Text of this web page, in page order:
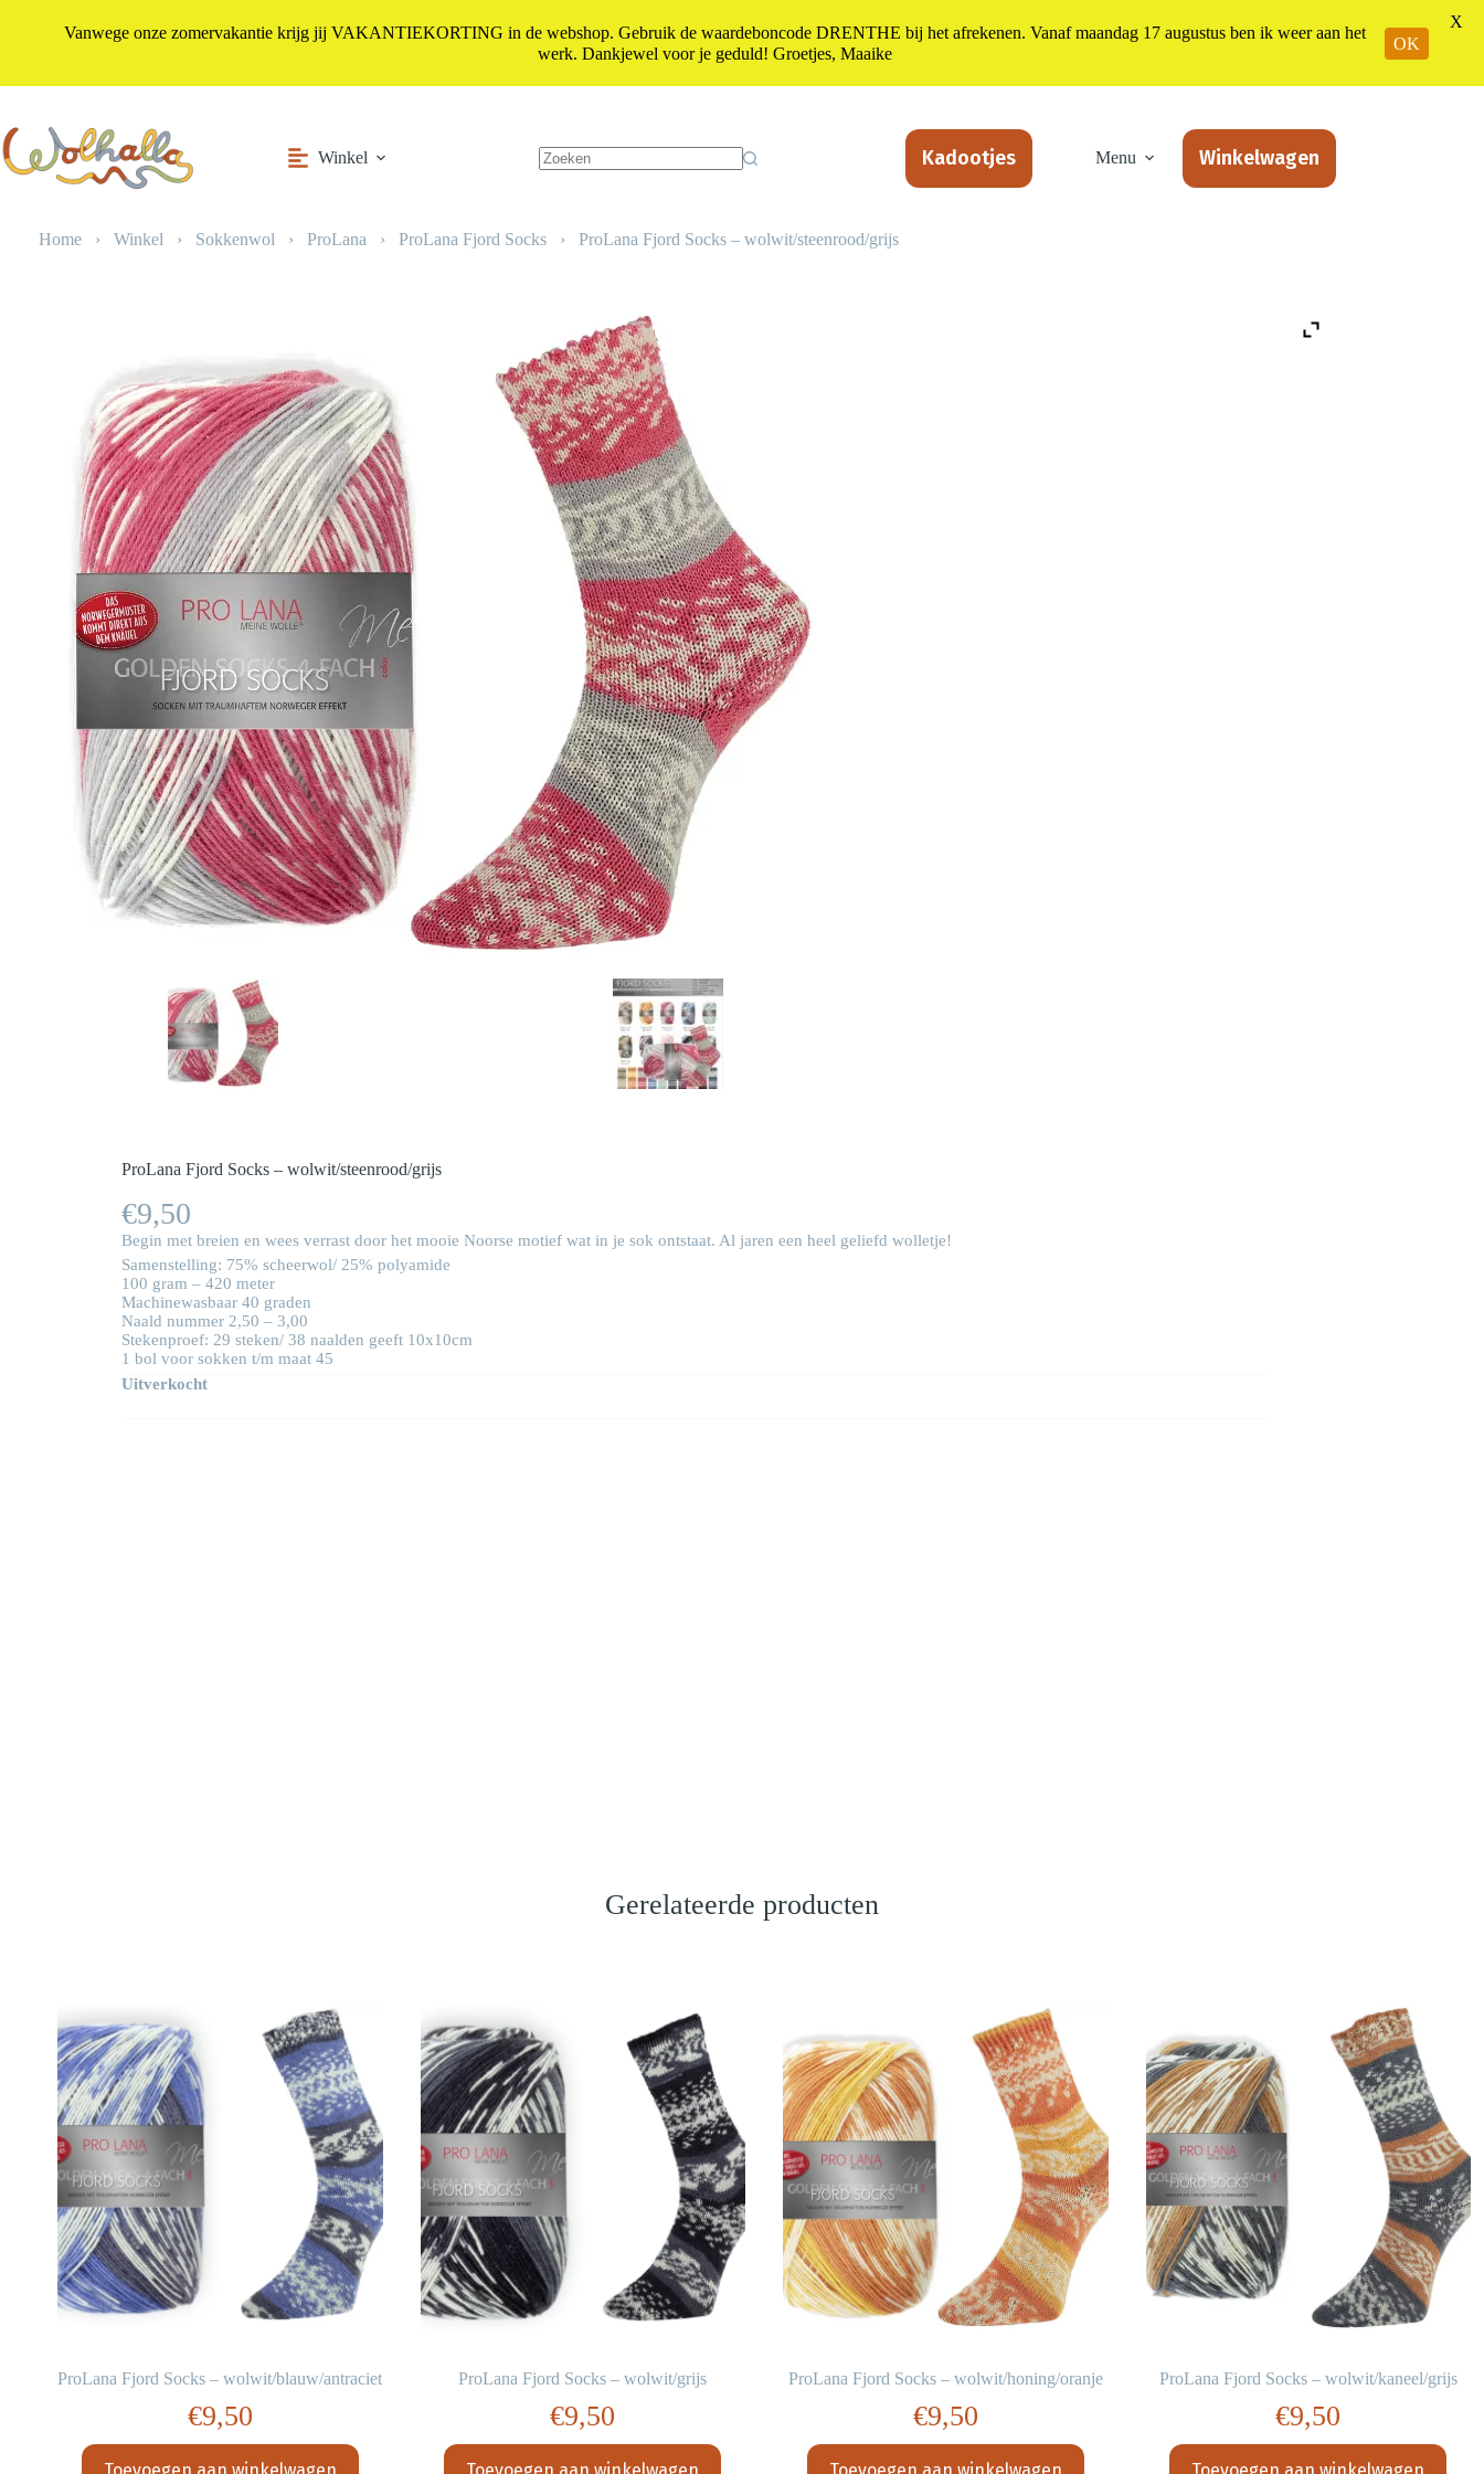
de
inhoud
Winkel
Kadootjes Menu Winkelwagen
Home › Winkel › Sokkenwol › ProLana › ProLana Fjord Socks › ProLana Fjord Socks – wolwit/steenrood/grijs
ProLana Fjord Socks – wolwit/steenrood/grijs
€9,50
Begin met breien en wees verrast door het mooie Noorse motief wat in je sok ontstaat. Al jaren een heel geliefd wolletje!
Samenstelling: 75% scheerwol/ 25% polyamide
100 gram – 420 meter
Machinewasbaar 40 graden
Naald nummer 2,50 – 3,00
Stekenproef: 29 steken/ 38 naalden geeft 10x10cm
1 bol voor sokken t/m maat 45
Uitverkocht
Gerelateerde producten
ProLana Fjord Socks – wolwit/blauw/antraciet
€9,50
Toevoegen aan winkelwagen
ProLana Fjord Socks – wolwit/grijs
€9,50
Toevoegen aan winkelwagen
ProLana Fjord Socks – wolwit/honing/oranje
€9,50
Toevoegen aan winkelwagen
ProLana Fjord Socks – wolwit/kaneel/grijs
€9,50
Toevoegen aan winkelwagen
Vanwege onze zomervakantie krijg jij VAKANTIEKORTING in de webshop. Gebruik de waardeboncode DRENTHE bij het afrekenen. Vanaf maandag 17 augustus ben ik weer aan het
werk. Dankjewel voor je geduld! Groetjes, Maaike
OK
X